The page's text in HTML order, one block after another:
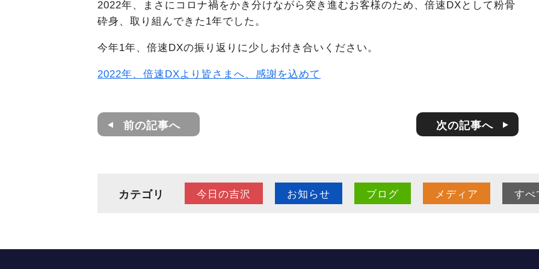
2022年、まさにコロナ禍をかき分けながら突き進むお客様のため、倍速DXとして粉骨
砕身、取り組んできた1年でした。
今年1年、倍速DXの振り返りに少しお付き合いください。
2022年、倍速DXより皆さまへ、感謝を込めて
前の記事へ 次の記事へ
カテゴリ 今日の吉沢 お知らせ ブログ メディア すべ